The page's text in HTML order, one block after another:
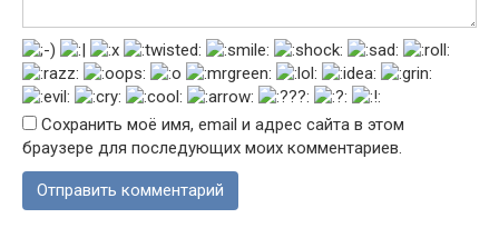
Сохранить моё имя, email и адрес сайта в этом
браузере для последующих моих комментариев.